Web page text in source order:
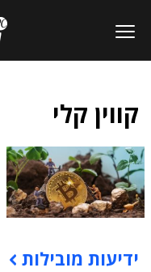
קווין קלי
תוכן פרסומי
ידיעות מובילות